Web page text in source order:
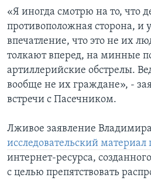
«Я иногда смотрю на то, что
противоположная сторона, и
впечатление, что это не их
толкают вперед, на минные
артиллерийские обстрелы.
вообще не их граждане», -
встречи с Пасечником.
Лживое заявление
исследовательский материал
интернет-ресурса,
с целью препятствовать